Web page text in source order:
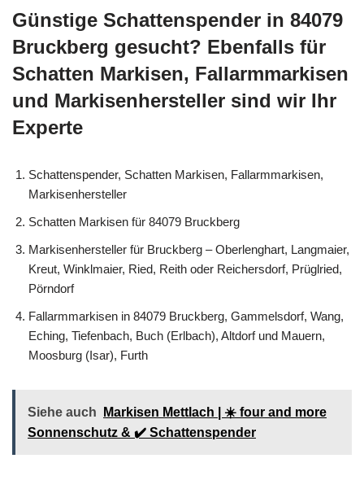
Günstige Schattenspender in 84079
Bruckberg gesucht? Ebenfalls für
Schatten Markisen, Fallarmmarkisen
und Markisenhersteller sind wir Ihr
Experte
Schattenspender, Schatten Markisen, Fallarmmarkisen,
Markisenhersteller
Schatten Markisen für 84079 Bruckberg
Markisenhersteller für Bruckberg – Oberlenghart, Langmaier,
Kreut, Winklmaier, Ried, Reith oder Reichersdorf, Prüglried,
Pörndorf
Fallarmmarkisen in 84079 Bruckberg, Gammelsdorf, Wang,
Eching, Tiefenbach, Buch (Erlbach), Altdorf und Mauern,
Moosburg (Isar), Furth
Siehe auch
Markisen Mettlach | ☀️ four and more
Sonnenschutz & ✔️ Schattenspender